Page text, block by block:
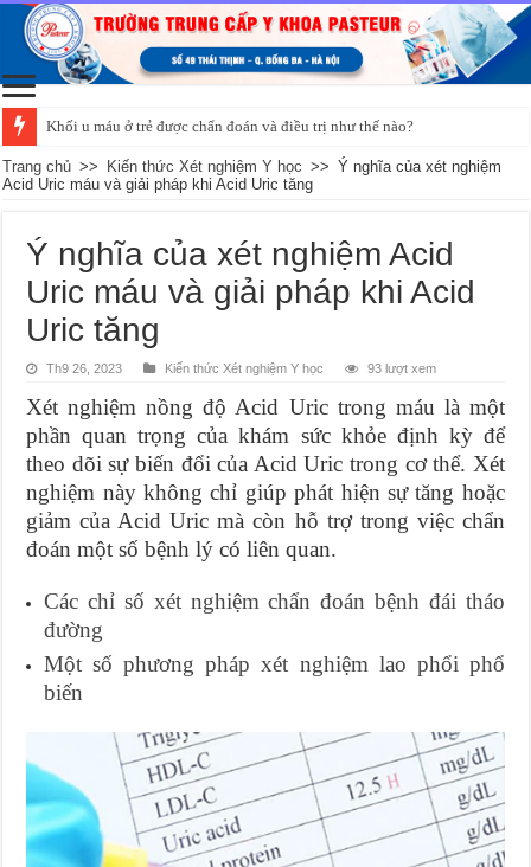
Khối u máu ở trẻ được chẩn đoán và điều trị như thế nào?
Trang chủ >> Kiến thức Xét nghiệm Y học >> Ý nghĩa của xét nghiệm
Acid Uric máu và giải pháp khi Acid Uric tăng
Ý nghĩa của xét nghiệm Acid
Uric máu và giải pháp khi Acid
Uric tăng
Th9 26, 2023 Kiến thức Xét nghiệm Y học 93 lượt xem
Xét nghiệm nồng độ Acid Uric trong máu là một
phần quan trọng của khám sức khỏe định kỳ để
theo dõi sự biến đổi của Acid Uric trong cơ thể. Xét
nghiệm này không chỉ giúp phát hiện sự tăng hoặc
giảm của Acid Uric mà còn hỗ trợ trong việc chẩn
đoán một số bệnh lý có liên quan.
Các chỉ số xét nghiệm chẩn đoán bệnh đái tháo
đường
Một số phương pháp xét nghiệm lao phổi phổ
biến